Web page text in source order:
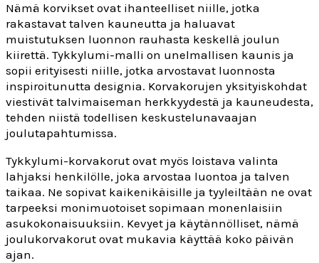
Nämä korvikset ovat ihanteelliset niille, jotka
rakastavat talven kauneutta ja haluavat
muistutuksen luonnon rauhasta keskellä joulun
kiirettä. Tykkylumi-malli on unelmallisen kaunis ja
sopii erityisesti niille, jotka arvostavat luonnosta
inspiroitunutta designia. Korvakorujen yksityiskohdat
viestivät talvimaiseman herkkyydestä ja kauneudesta,
tehden niistä todellisen keskustelunavaajan
joulutapahtumissa.
Tykkylumi-korvakorut ovat myös loistava valinta
lahjaksi henkilölle, joka arvostaa luontoa ja talven
taikaa. Ne sopivat kaikenikäisille ja tyyleiltään ne ovat
tarpeeksi monimuotoiset sopimaan monenlaisiin
asukokonaisuuksiin. Kevyet ja käytännölliset, nämä
joulukorvakorut ovat mukavia käyttää koko päivän
ajan.